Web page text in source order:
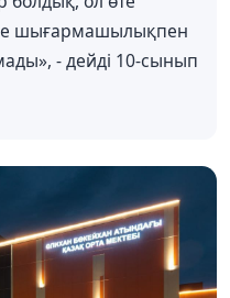
шығармашылықпен
- дейді 10-сынып